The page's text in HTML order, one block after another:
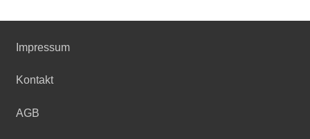
Die
Impressum
Kontakt
AGB